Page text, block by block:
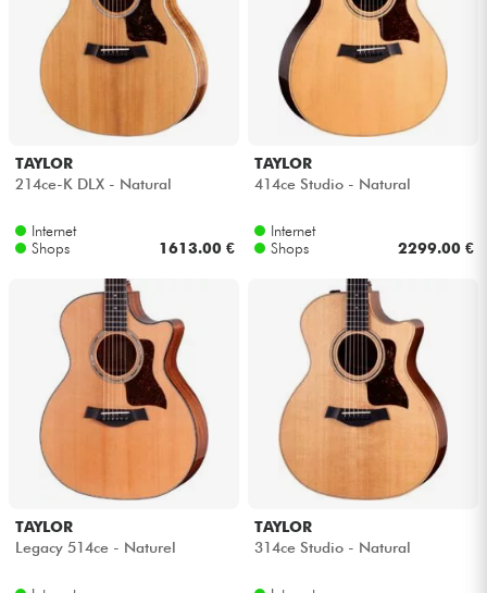
TAYLOR
214ce-K DLX - Natural
Internet
Shops
1613.00 €
TAYLOR
414ce Studio - Natural
Internet
Shops
2299.00 €
TAYLOR
Legacy 514ce - Naturel
TAYLOR
314ce Studio - Natural